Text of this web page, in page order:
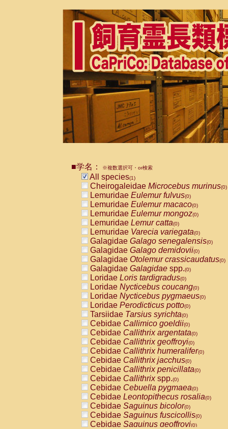
■学名： ※複数選択可・or検索
All species(1)
Cheirogaleidae Microcebus murinus(0)
Lemuridae Eulemur fulvus(0)
Lemuridae Eulemur macaco(0)
Lemuridae Eulemur mongoz(0)
Lemuridae Lemur catta(0)
Lemuridae Varecia variegata(0)
Galagidae Galago senegalensis(0)
Galagidae Galago demidovii(0)
Galagidae Otolemur crassicaudatus(0)
Galagidae Galagidae spp.(0)
Loridae Loris tardigradus(0)
Loridae Nycticebus coucang(0)
Loridae Nycticebus pygmaeus(0)
Loridae Perodicticus potto(0)
Tarsiidae Tarsius syrichta(0)
Cebidae Callimico goeldii(0)
Cebidae Callithrix argentata(0)
Cebidae Callithrix geoffroyi(0)
Cebidae Callithrix humeralifer(0)
Cebidae Callithrix jacchus(0)
Cebidae Callithrix penicillata(0)
Cebidae Callithrixspp.(0)
Cebidae Cebuella pygmaea(0)
Cebidae Leontopithecus rosalia(0)
Cebidae Saguinus bicolor(0)
Cebidae Saguinus fuscicollis(0)
Cebidae Saguinus geoffroyi(0)